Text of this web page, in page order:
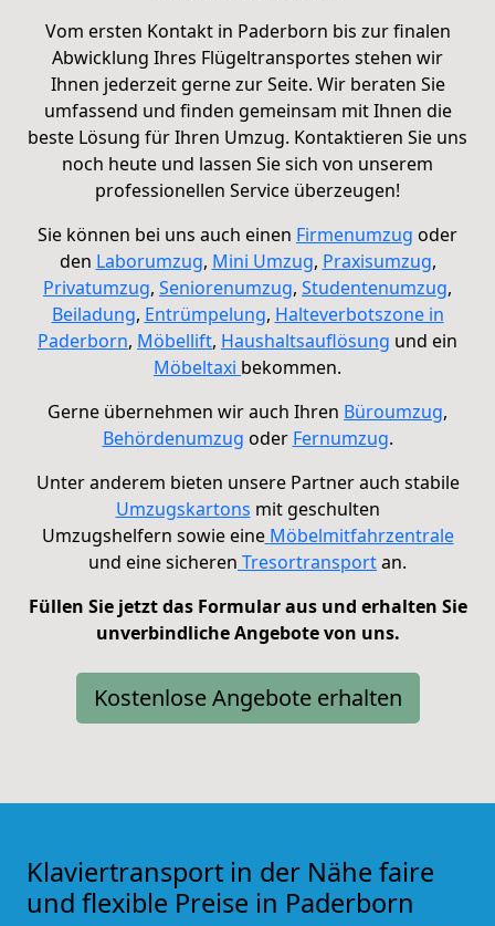
Vom ersten Kontakt in Paderborn bis zur finalen
Abwicklung Ihres Flügeltransportes stehen wir
Ihnen jederzeit gerne zur Seite. Wir beraten Sie
umfassend und finden gemeinsam mit Ihnen die
beste Lösung für Ihren Umzug. Kontaktieren Sie uns
noch heute und lassen Sie sich von unserem
professionellen Service überzeugen!
Sie können bei uns auch einen Firmenumzug oder
den Laborumzug, Mini Umzug, Praxisumzug,
Privatumzug, Seniorenumzug, Studentenumzug,
Beiladung, Entrümpelung, Halteverbotszone in
Paderborn, Möbellift, Haushaltsauflösung und ein
Möbeltaxi bekommen.
Gerne übernehmen wir auch Ihren Büroumzug,
Behördenumzug oder Fernumzug.
Unter anderem bieten unsere Partner auch stabile
Umzugskartons mit geschulten
Umzugshelfern sowie eine Möbelmitfahrzentrale
und eine sicheren Tresortransportan.
Füllen Sie jetzt das Formular aus und erhalten Sie
unverbindliche Angebote von uns.
Kostenlose Angebote erhalten
Klaviertransport in der Nähe faire
und flexible Preise in Paderborn